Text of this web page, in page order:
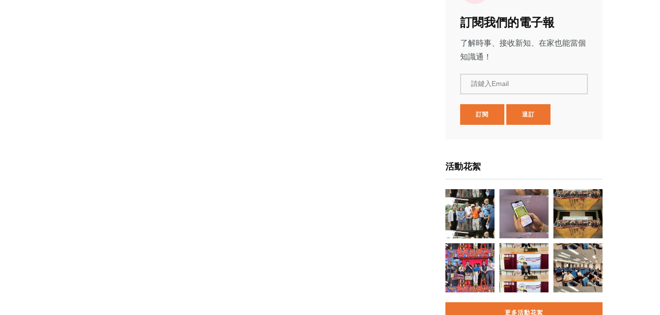
訂閱我們的電子報
了解時事、接收新知、在家也能當個
知識通！
請鍵入Email
訂閱 退訂
活動花絮
更多活動花絮